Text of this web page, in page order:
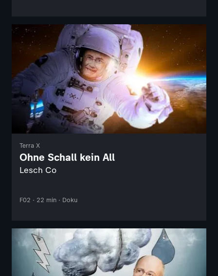
Terra X
Ohne Schall kein All
Lesch Co
F02 · 22 min · Doku